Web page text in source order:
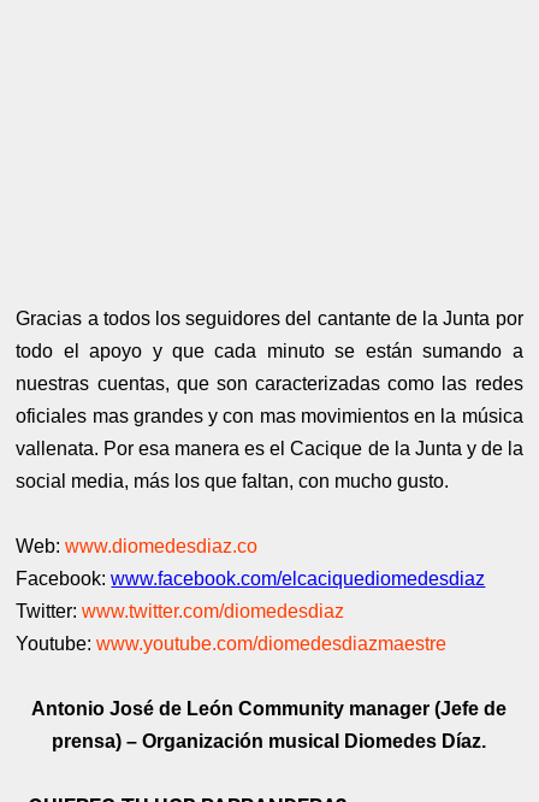
Gracias a todos los seguidores del cantante de la Junta por
todo el apoyo y que cada minuto se están sumando a
nuestras cuentas, que son caracterizadas como las redes
oficiales mas grandes y con mas movimientos en la música
vallenata. Por esa manera es el Cacique de la Junta y de la
social media, más los que faltan, con mucho gusto.
Web:www.diomedesdiaz.co
Facebook:www.facebook.com/elcaciquediomedesdiaz
Twitter:www.twitter.com/diomedesdiaz
Youtube:www.youtube.com/diomedesdiazmaestre
Antonio José de León Community manager (Jefe de
prensa) – Organización musical Diomedes Díaz.